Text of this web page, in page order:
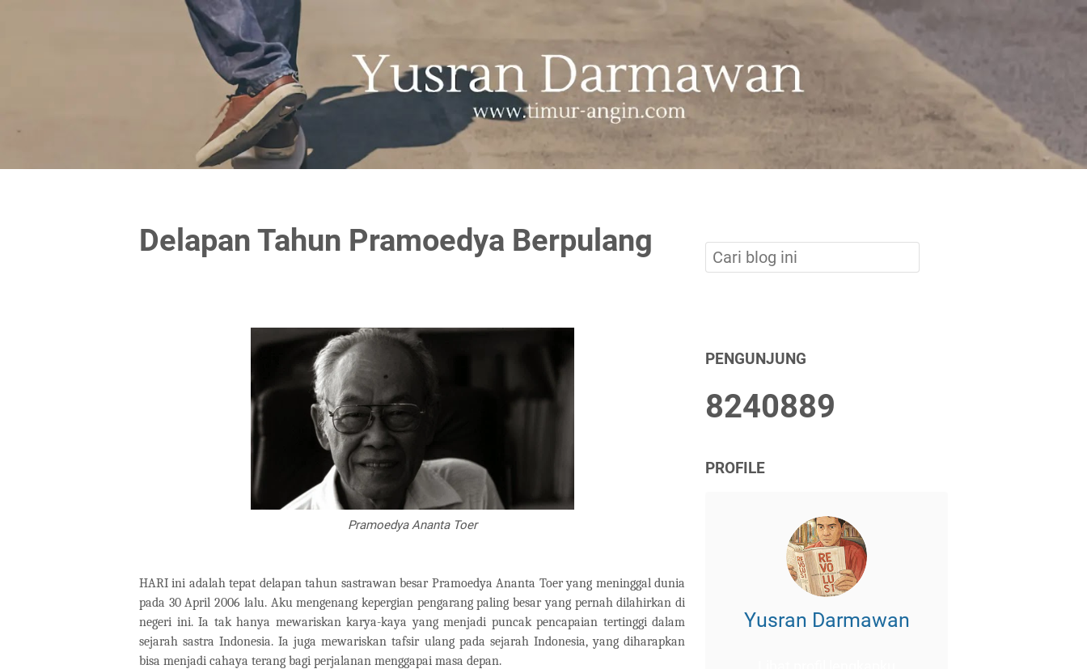
Delapan Tahun Pramoedya Berpulang
Pramoedya Ananta Toer
HARI ini adalah tepat delapan tahun sastrawan besar Pramoedya Ananta Toer yang meninggal dunia
pada 30 April 2006 lalu. Aku mengenang kepergian pengarang paling besar yang pernah dilahirkan di
negeri ini. Ia tak hanya mewariskan karya-kaya yang menjadi puncak pencapaian tertinggi dalam
sejarah sastra Indonesia. Ia juga mewariskan tafsir ulang pada sejarah Indonesia, yang diharapkan
bisa menjadi cahaya terang bagi perjalanan menggapai masa depan.
PENGUNJUNG
8240889
PROFILE
Yusran Darmawan